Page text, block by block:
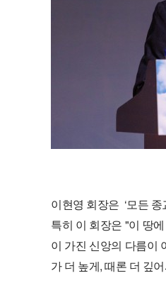
이현영 회장은 ‘모든
특히 이 회장은 "이 땅
이 가진 신앙의 다름이
가 더 높게, 때론 더 깊